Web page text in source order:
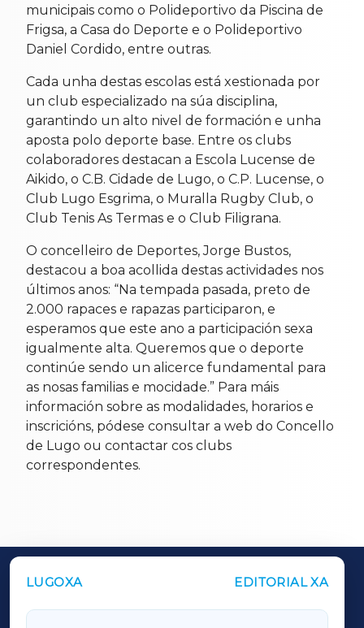
municipais como o Polideportivo da Piscina de
Frigsa, a Casa do Deporte e o Polideportivo
Daniel Cordido, entre outras.
Cada unha destas escolas está xestionada por
un club especializado na súa disciplina,
garantindo un alto nivel de formación e unha
aposta polo deporte base. Entre os clubs
colaboradores destacan a Escola Lucense de
Aikido, o C.B. Cidade de Lugo, o C.P. Lucense, o
Club Lugo Esgrima, o Muralla Rugby Club, o
Club Tenis As Termas e o Club Filigrana.
O concelleiro de Deportes, Jorge Bustos,
destacou a boa acollida destas actividades nos
últimos anos: “Na tempada pasada, preto de
2.000 rapaces e rapazas participaron, e
esperamos que este ano a participación sexa
igualmente alta. Queremos que o deporte
continúe sendo un alicerce fundamental para
as nosas familias e mocidade.” Para máis
información sobre as modalidades, horarios e
inscricións, pódese consultar a web do Concello
de Lugo ou contactar cos clubs
correspondentes.
LUGOXA EDITORIAL XA
OUTROS PERIÓDICOS